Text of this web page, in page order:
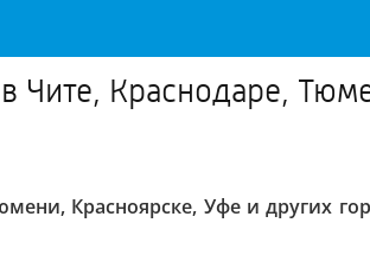
Чите, Краснодаре,
Красноярске, Уфе и других